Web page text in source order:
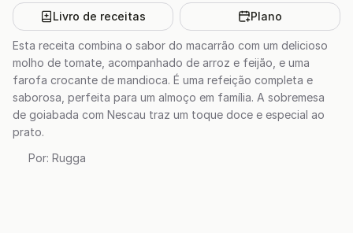
Livro de receitas Plano
Esta receita combina o sabor do macarrão com um delicioso
molho de tomate, acompanhado de arroz e feijão, e uma
farofa crocante de mandioca. É uma refeição completa e
saborosa, perfeita para um almoço em família. A sobremesa
de goiabada com Nescau traz um toque doce e especial ao
prato.
Por: Rugga